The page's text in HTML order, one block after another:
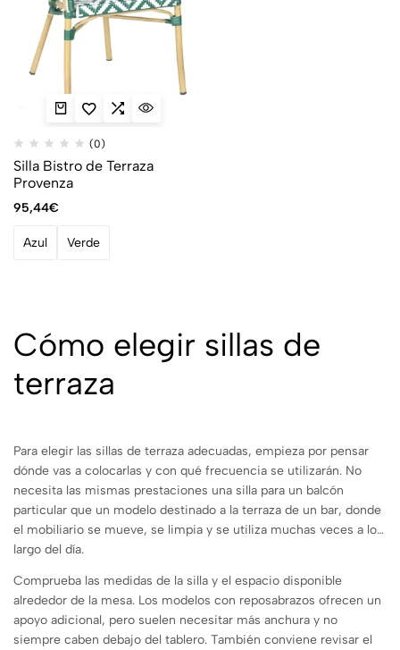
(0)
Silla Bistro de Terraza
Provenza
95,44€
Azul Verde
Cómo elegir sillas de
terraza
Para elegir las sillas de terraza adecuadas, empieza por pensar
dónde vas a colocarlas y con qué frecuencia se utilizarán. No
necesita las mismas prestaciones una silla para un balcón
particular que un modelo destinado a la terraza de un bar, donde
el mobiliario se mueve, se limpia y se utiliza muchas veces a lo
largo del día.
Comprueba las medidas de la silla y el espacio disponible
alrededor de la mesa. Los modelos con reposabrazos ofrecen un
apoyo adicional, pero suelen necesitar más anchura y no
siempre caben debajo del tablero. También conviene revisar el